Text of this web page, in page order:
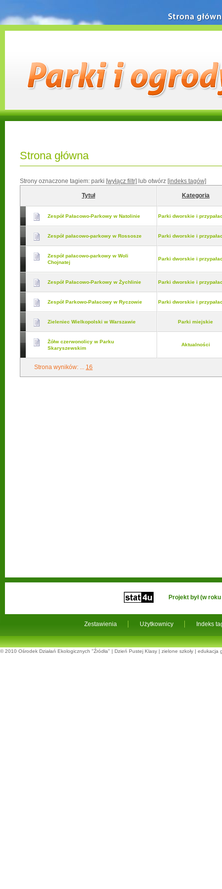
Strona główna
Strony oznaczone tagiem: parki [wyłącz filtr] lub otwórz [indeks tagów]
Tytuł Kategoria
Zespół Pałacowo-Parkowy w Natolinie Parki dworskie i
Zespół pałacowo-parkowy w Rossosze Parki dworskie i
Zespół pałacowo-parkowy w Woli
Chojnatej
Parki dworskie i
Zespół Pałacowo-Parkowy w Żychlinie Parki dworskie i
Zespół Parkowo-Pałacowy w Ryczowie Parki dworskie i
Zieleniec Wielkopolski w Warszawie Parki miejskie
Żółw czerwonolicy w Parku
Skaryszewskim
Aktualności
Strona wyników: ... 16
Strona główna
Zestawienia Użytkownicy Indeks
Projekt był (w
© 2010 Ośrodek Działań Ekologicznych "Źródła" | Dzień Pustej Klasy | zielone szkoły | edukacja